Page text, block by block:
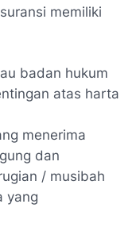
memiliki
badan hukum
atas harta
menerima
dan
/ musibah
yang